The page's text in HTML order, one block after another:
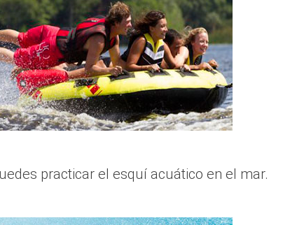
practicar el esquí acuático en el mar.